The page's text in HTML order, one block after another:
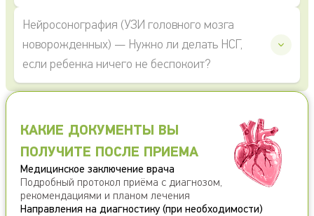
Нейросонография (УЗИ головного мозга
новорожденных) — Нужно ли делать НСГ,
если ребенка ничего не беспокоит?
КАКИЕ ДОКУМЕНТЫ ВЫ
ПОЛУЧИТЕ ПОСЛЕ ПРИЕМА
Медицинское заключение врача
Подробный протокол приёма с диагнозом,
рекомендациями и планом лечения
Направления на диагностику (при необходимости)